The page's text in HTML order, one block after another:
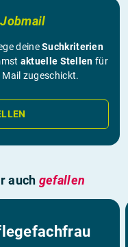
deineSuchkriterien
aktuelle Stellen für
zugeschickt.
auch gefallen